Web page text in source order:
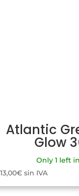
Atlantic
Glow
Only 1 left
13,00€ sin IVA